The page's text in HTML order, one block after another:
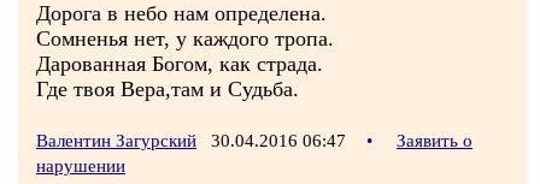
Дорога в небо нам определена.
Сомненья нет, у каждого тропа.
Дарованная Богом, как страда.
Где твоя Вера,там и Судьба.
Валентин Загурский 30.04.2016 06:47 •
Заявить о
нарушении